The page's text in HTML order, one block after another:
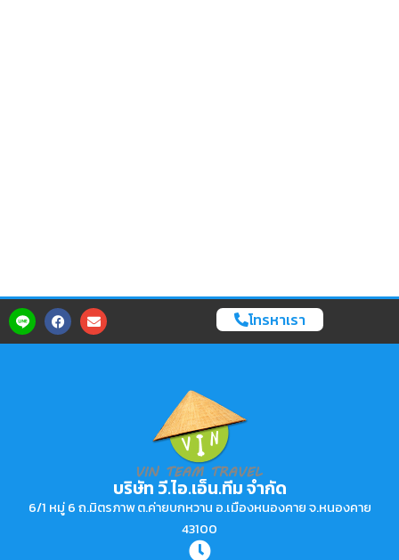
โทรหาเรา
บริษัท วี.ไอ.เอ็น.ทีม จำกัด
6/1 หมู่ 6 ถ.มิตรภาพ ต.ค่ายบกหวาน อ.เมืองหนองคาย จ.หนองคาย
43100